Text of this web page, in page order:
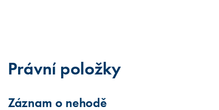
Právní položky
Záznam o nehodě